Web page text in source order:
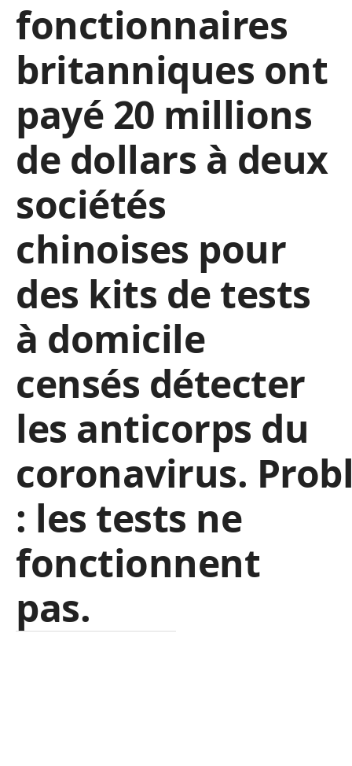
fonctionnaires
britanniques ont
payé 20 millions
de dollars à deux
sociétés
chinoises pour
des kits de tests
à domicile
censés détecter
les anticorps du
coronavirus.
: les tests ne
fonctionnent
pas.